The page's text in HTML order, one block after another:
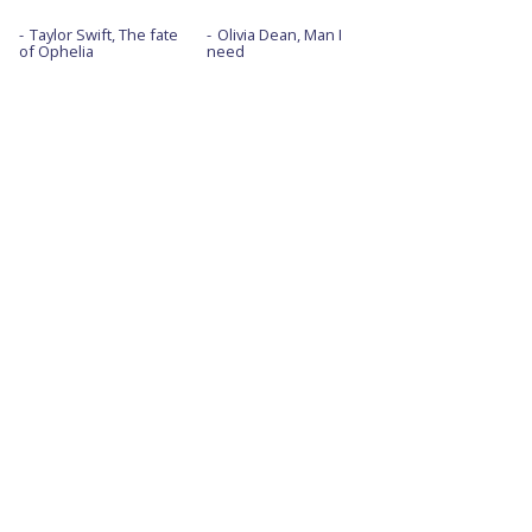
Taylor Swift, The fate
of Ophelia
Olivia Dean, Man I
need